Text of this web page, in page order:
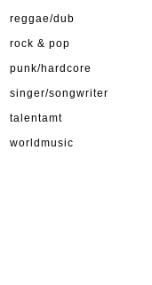
reggae/dub
rock & pop
punk/hardcore
singer/songwriter
talentamt
worldmusic